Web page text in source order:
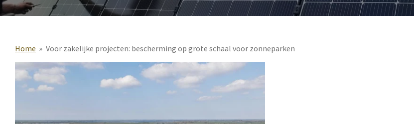
Home » Voor zakelijke projecten: bescherming op grote schaal voor zonneparken